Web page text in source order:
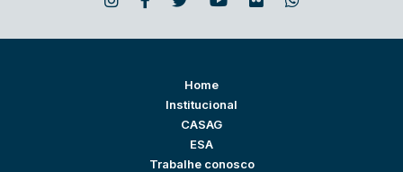
Home
Institucional
CASAG
ESA
Trabalhe conosco